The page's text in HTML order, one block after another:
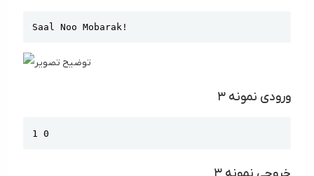
Saal Noo Mobarak!
ورودی نمونه ۳
1 0